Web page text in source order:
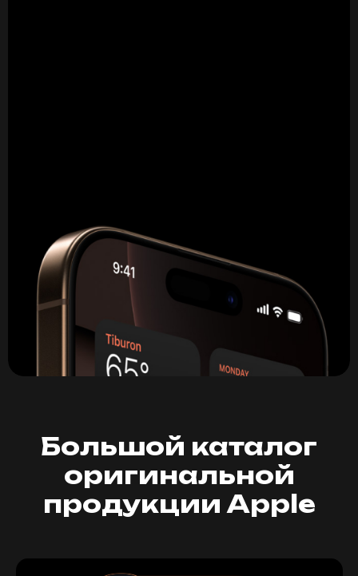
Большой каталог
оригинальной
продукции Apple